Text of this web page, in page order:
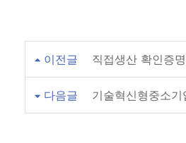
이전글 직접생산 확인증
다음글 기술혁신형중소기